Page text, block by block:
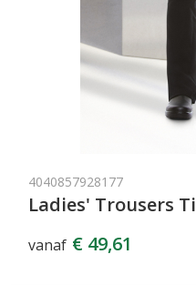
4040857928177
Ladies' Trousers
vanaf € 49,61